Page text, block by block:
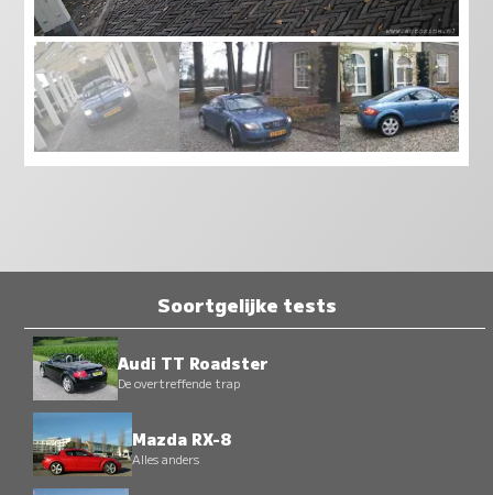
Soortgelijke tests
Audi TT Roadster
De overtreffende trap
Mazda RX-8
Alles anders